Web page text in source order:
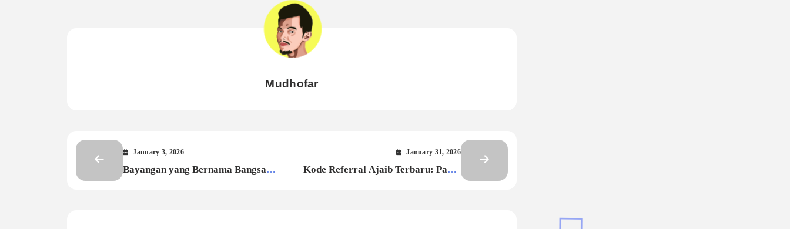
Mudhofar
January 3, 2026
Bayangan yang Bernama Bangsa
January 31, 2026
Kode Referral Ajaib Terbaru: Pakai